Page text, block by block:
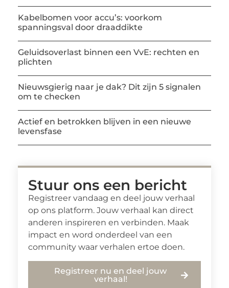
Kabelbomen voor accu’s: voorkom
spanningsval door draaddikte
Geluidsoverlast binnen een VvE: rechten en
plichten
Nieuwsgierig naar je dak? Dit zijn 5 signalen
om te checken
Actief en betrokken blijven in een nieuwe
levensfase
Stuur ons een bericht
Registreer vandaag en deel jouw verhaal
op ons platform. Jouw verhaal kan direct
anderen inspireren en verbinden. Maak
impact en word onderdeel van een
community waar verhalen ertoe doen.
Registreer nu en deel jouw
verhaal!